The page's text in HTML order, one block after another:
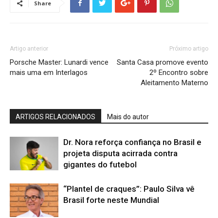
Share
Artigo anterior
Porsche Master: Lunardi vence
mais uma em Interlagos
Próximo artigo
Santa Casa promove evento
2º Encontro sobre
Aleitamento Materno
ARTIGOS RELACIONADOS Mais do autor
Dr. Nora reforça confiança no Brasil e
projeta disputa acirrada contra
gigantes do futebol
“Plantel de craques”: Paulo Silva vê
Brasil forte neste Mundial